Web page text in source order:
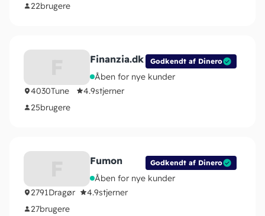
22brugere
Godkendt af Dinero
Finanzia.dk
Åben for nye kunder
4030Tune 4.9stjerner
25brugere
Godkendt af Dinero
Fumon
Åben for nye kunder
2791Dragør 4.9stjerner
27brugere